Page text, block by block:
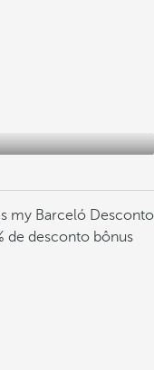
my Barceló Desconto
de desconto bônus